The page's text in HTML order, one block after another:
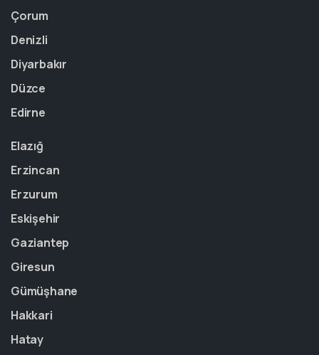
Çorum
Denizli
Diyarbakır
Düzce
Edirne
Elazığ
Erzincan
Erzurum
Eskişehir
Gaziantep
Giresun
Gümüşhane
Hakkari
Hatay